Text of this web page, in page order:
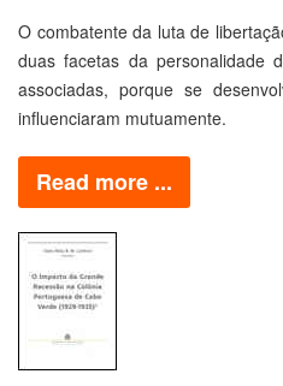
O combatente da luta de
duas facetas da personalidade
associadas, porque se
influenciaram mutuamente.
Read more ...